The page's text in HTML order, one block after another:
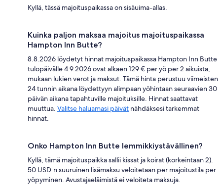
Kyllä, tässä majoituspaikassa on sisäuima-allas.
Kuinka paljon maksaa majoitus majoituspaikassa
Hampton Inn Butte?
8.8.2026 löydetyt hinnat majoituspaikassa Hampton Inn Butte
tulopäivälle 4.9.2026 ovat alkaen 129 € per yö per 2 aikuista,
mukaan lukien verot ja maksut. Tämä hinta perustuu viimeisten
24 tunnin aikana löydettyyn alimpaan yöhintaan seuraavien 30
päivän aikana tapahtuville majoituksille. Hinnat saattavat
muuttua. Valitse haluamasi päivät nähdäksesi tarkemmat
hinnat.
Onko Hampton Inn Butte lemmikkiystävällinen?
Kyllä, tämä majoituspaikka sallii kissat ja koirat (korkeintaan 2).
50 USD:n suuruinen lisämaksu veloitetaan per majoitustila per
yöpyminen. Avustajaeläimistä ei veloiteta maksuja.